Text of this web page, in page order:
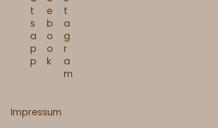
Impressum